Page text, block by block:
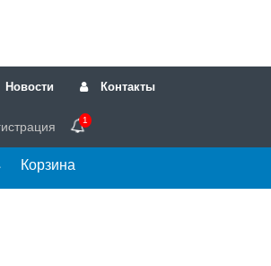
Новости Контакты
1
Корзина